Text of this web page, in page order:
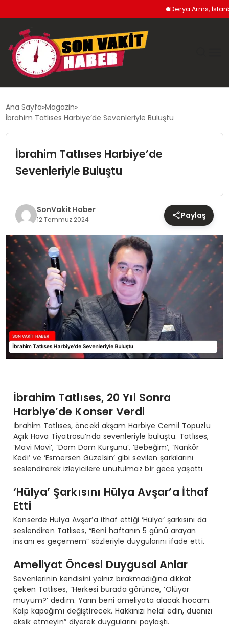
Derya Arms,
DÜNYA
SPOR
TEKNOLOJI
YAŞAM
Ana Sayfa Magazin
İbrahim Tatlıses Harbiye’de Sevenleriyle Buluştu
İbrahim Tatlıses Harbiye’de
Sevenleriyle Buluştu
SonVakit Haber
12 Temmuz 2024 Paylaş
İbrahim Tatlıses, 20 Yıl Sonra
Harbiye’de Konser Verdi
İbrahim Tatlıses, önceki akşam Harbiye Cemil Topuzlu
Açık Hava Tiyatrosu’nda sevenleriyle buluştu. Tatlıses,
‘Mavi Mavi’, ‘Dom Dom Kurşunu’, ‘Bebeğim’, ‘Nankör
Kedi’ ve ‘Esmersen Güzelsin’ gibi sevilen şarkılarını
seslendirerek izleyicilere unutulmaz bir gece yaşattı.
‘Hülya’ Şarkısını Hülya Avşar’a İthaf
Etti
Konserde Hülya Avşar’a ithaf ettiği ‘Hülya’ şarkısını da
seslendiren Tatlıses, “Beni haftanın 5 günü arayan
insanı es geçemem” sözleriyle duygularını ifade etti.
Ameliyat Öncesi Duygusal Anlar
Sevenlerinin kendisini yalnız bırakmadığına dikkat
çeken Tatlıses, “Herkesi burada görünce, ‘Ölüyor
muyum?’ dedim. Yarın beni ameliyata alacak hocam.
Kalp kapağımı değiştirecek. Hakkınızı helal edin, duanızı
eksik etmeyin” diyerek duygularını paylaştı.